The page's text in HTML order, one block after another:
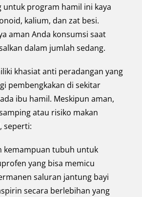
untuk program hamil ini kaya
kalium, dan zat besi.
aman Anda konsumsi saat
dalam jumlah sedang.
khasiat anti peradangan yang
pembengkakan di sekitar
ibu hamil. Meskipun aman,
atau risiko makan
seperti:
kemampuan tubuh untuk
yang bisa memicu
saluran jantung bayi
secara berlebihan yang